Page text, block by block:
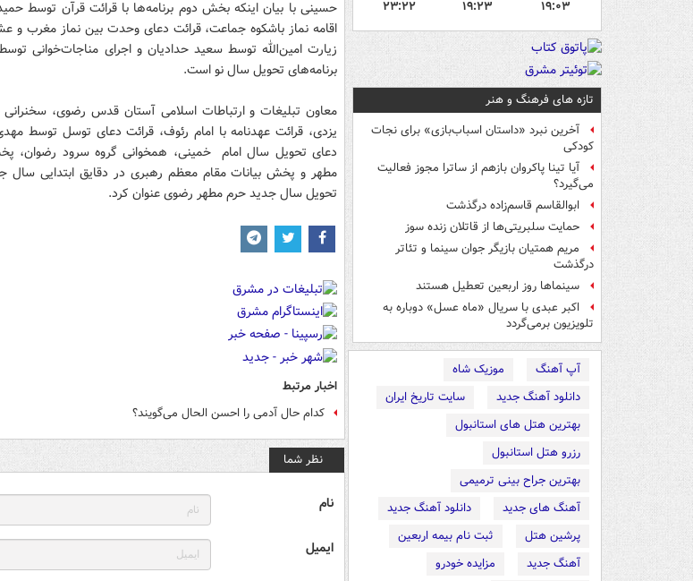
۱۹:۰۳
۱۹:۲۳
۲۳:۲۲
تازه های فرهنگ و هنر
آخرین نبرد «داستان اسباب‌بازی» برای نجات
کودکی
آیا تینا پاکروان بازهم از ساترا مجوز فعالیت
می‌گیرد؟
ابوالقاسم قاسم‌زاده درگذشت
حمایت سلبریتی‌ها از قاتلان زنده سوز
مریم همتیان بازیگر جوان سینما و تئاتر
درگذشت
سینماها روز اربعین تعطیل هستند
اکبر عبدی با سریال «ماه عسل» دوباره به
تلویزیون برمی‌گردد
آپ آهنگ
موزیک شاه
دانلود آهنگ جدید
سایت تاریخ ایران
بهترین هتل های استانبول
رزرو هتل استانبول
بهترین جراح بینی ترمیمی
آهنگ های جدید
دانلود آهنگ جدید
پرشین هتل
ثبت نام بیمه اربعین
آهنگ جدید
مزایده خودرو
حسینی با بیان اینکه بخش دوم برنامه‌ها با قرائت قرآن توسط
اقامه نماز باشکوه جماعت، قرائت دعای وحدت بین نماز مغرب و
زیارت امین‌الله توسط سعید حدادیان و اجرای مناجات‌خوانی
برنامه‌های تحویل سال نو است.
معاون تبلیغات و ارتباطات اسلامی آستان قدس رضوی،
یزدی، قرائت عهدنامه با امام رئوف، قرائت دعای توسل توسط
دعای تحویل سال امام خمینی، همخوانی گروه سرود رضوان،
مطهر و پخش بیانات مقام معظم رهبری در دقایق ابتدایی سال
تحویل سال جدید حرم مطهر رضوی عنوان کرد.
اخبار مرتبط
کدام حال آدمی را احسن الحال می‌گویند؟
نظر شما
نام
ایمیل